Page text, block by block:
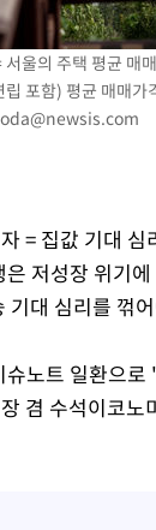
울의 주택 평균 매
포함) 평균 매매
= 집값 기대
저성장 위기
기대 심리를 꺾
노트 일환으
겸 수석이코